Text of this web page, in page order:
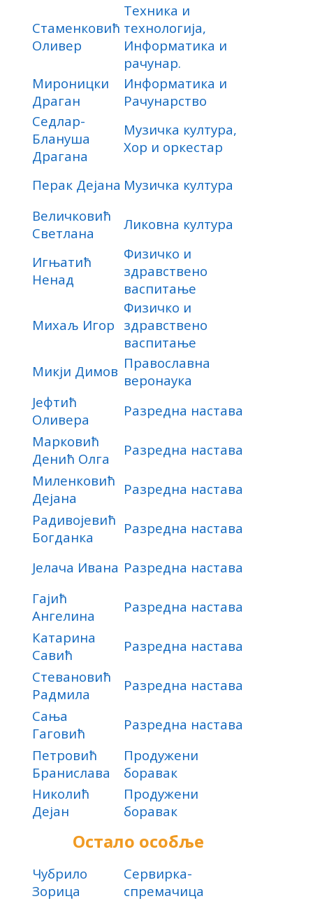
Стаменковић
Оливер
Техника и
технологија,
Информатика и
рачунар.
Мироницки
Драган
Информатика и
Рачунарство
Седлар-
Блануша
Драгана
Музичка култура,
Хор и оркестар
Перак Дејана Музичка култура
Величковић
Светлана
Ликовна култура
Игњатић
Ненад
Физичко и
здравствено
васпитање
Михаљ Игор
Физичко и
здравствено
васпитање
Микји Димов Православна
веронаука
Јефтић
Оливера
Разредна настава
Марковић
Денић Олга
Разредна настава
Миленковић
Дејана
Разредна настава
Радивојевић
Богданка
Разредна настава
Јелача Ивана Разредна настава
Гајић
Ангелина
Разредна настава
Катарина
Савић
Разредна настава
Стевановић
Радмила
Разредна настава
Сања
Гаговић
Разредна настава
Петровић
Бранислава
Продужени
боравак
Николић
Дејан
Продужени
боравак
Остало особље
Чубрило
Зорица
Сервирка-
спремачица